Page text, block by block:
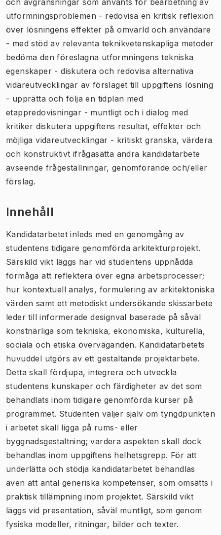
utformningsproblemen - redovisa en kritisk reflexion
över lösningens effekter på omvärld och användare
- med stöd av relevanta teknikvetenskapliga metoder
bedöma den föreslagna utformningens tekniska
egenskaper - diskutera och redovisa alternativa
vidareutvecklingar av förslaget till uppgiftens lösning
- upprätta och följa en tidplan med
etappredovisningar - muntligt och i dialog med
kritiker diskutera uppgiftens resultat, effekter och
möjliga vidareutvecklingar - kritiskt granska, värdera
och konstruktivt ifrågasätta andra kandidatarbete
avseende frågeställningar, genomförande och/eller
förslag.
Innehåll
Kandidatarbetet inleds med en genomgång av
studentens tidigare genomförda arkitekturprojekt.
Särskild vikt läggs här vid studentens uppnådda
förmåga att reflektera över egna arbetsprocesser;
hur kontextuell analys, formulering av arkitektoniska
värden samt ett metodiskt undersökande skissarbete
leder till informerade designval baserade på såväl
konstnärliga som tekniska, ekonomiska, kulturella,
sociala och etiska överväganden. Kandidatarbetets
huvuddel utgörs av ett gestaltande projektarbete.
Detta skall fördjupa, integrera och utveckla
studentens kunskaper och färdigheter av det som
behandlats inom tidigare genomförda kurser på
programmet. Studenten väljer själv om tyngdpunkten
i arbetet skall ligga på rums- eller
byggnadsgestaltning; vardera aspekten skall dock
behandlas inom uppgiftens helhetsgrepp. För att
underlätta och stödja kandidatarbetet behandlas
även att antal generiska kompetenser, som omsätts i
praktisk tillämpning inom projektet. Särskild vikt
läggs vid presentation, såväl muntligt, som genom
fysiska modeller, ritningar, bilder och texter.